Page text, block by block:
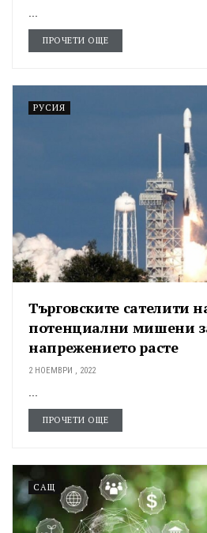
ПРОЧЕТИ ОЩЕ
РУСИЯ
Търговските сателити
потенциални мишени
напрежението расте
2 НОЕМВРИ , 2022
ПРОЧЕТИ ОЩЕ
САЩ